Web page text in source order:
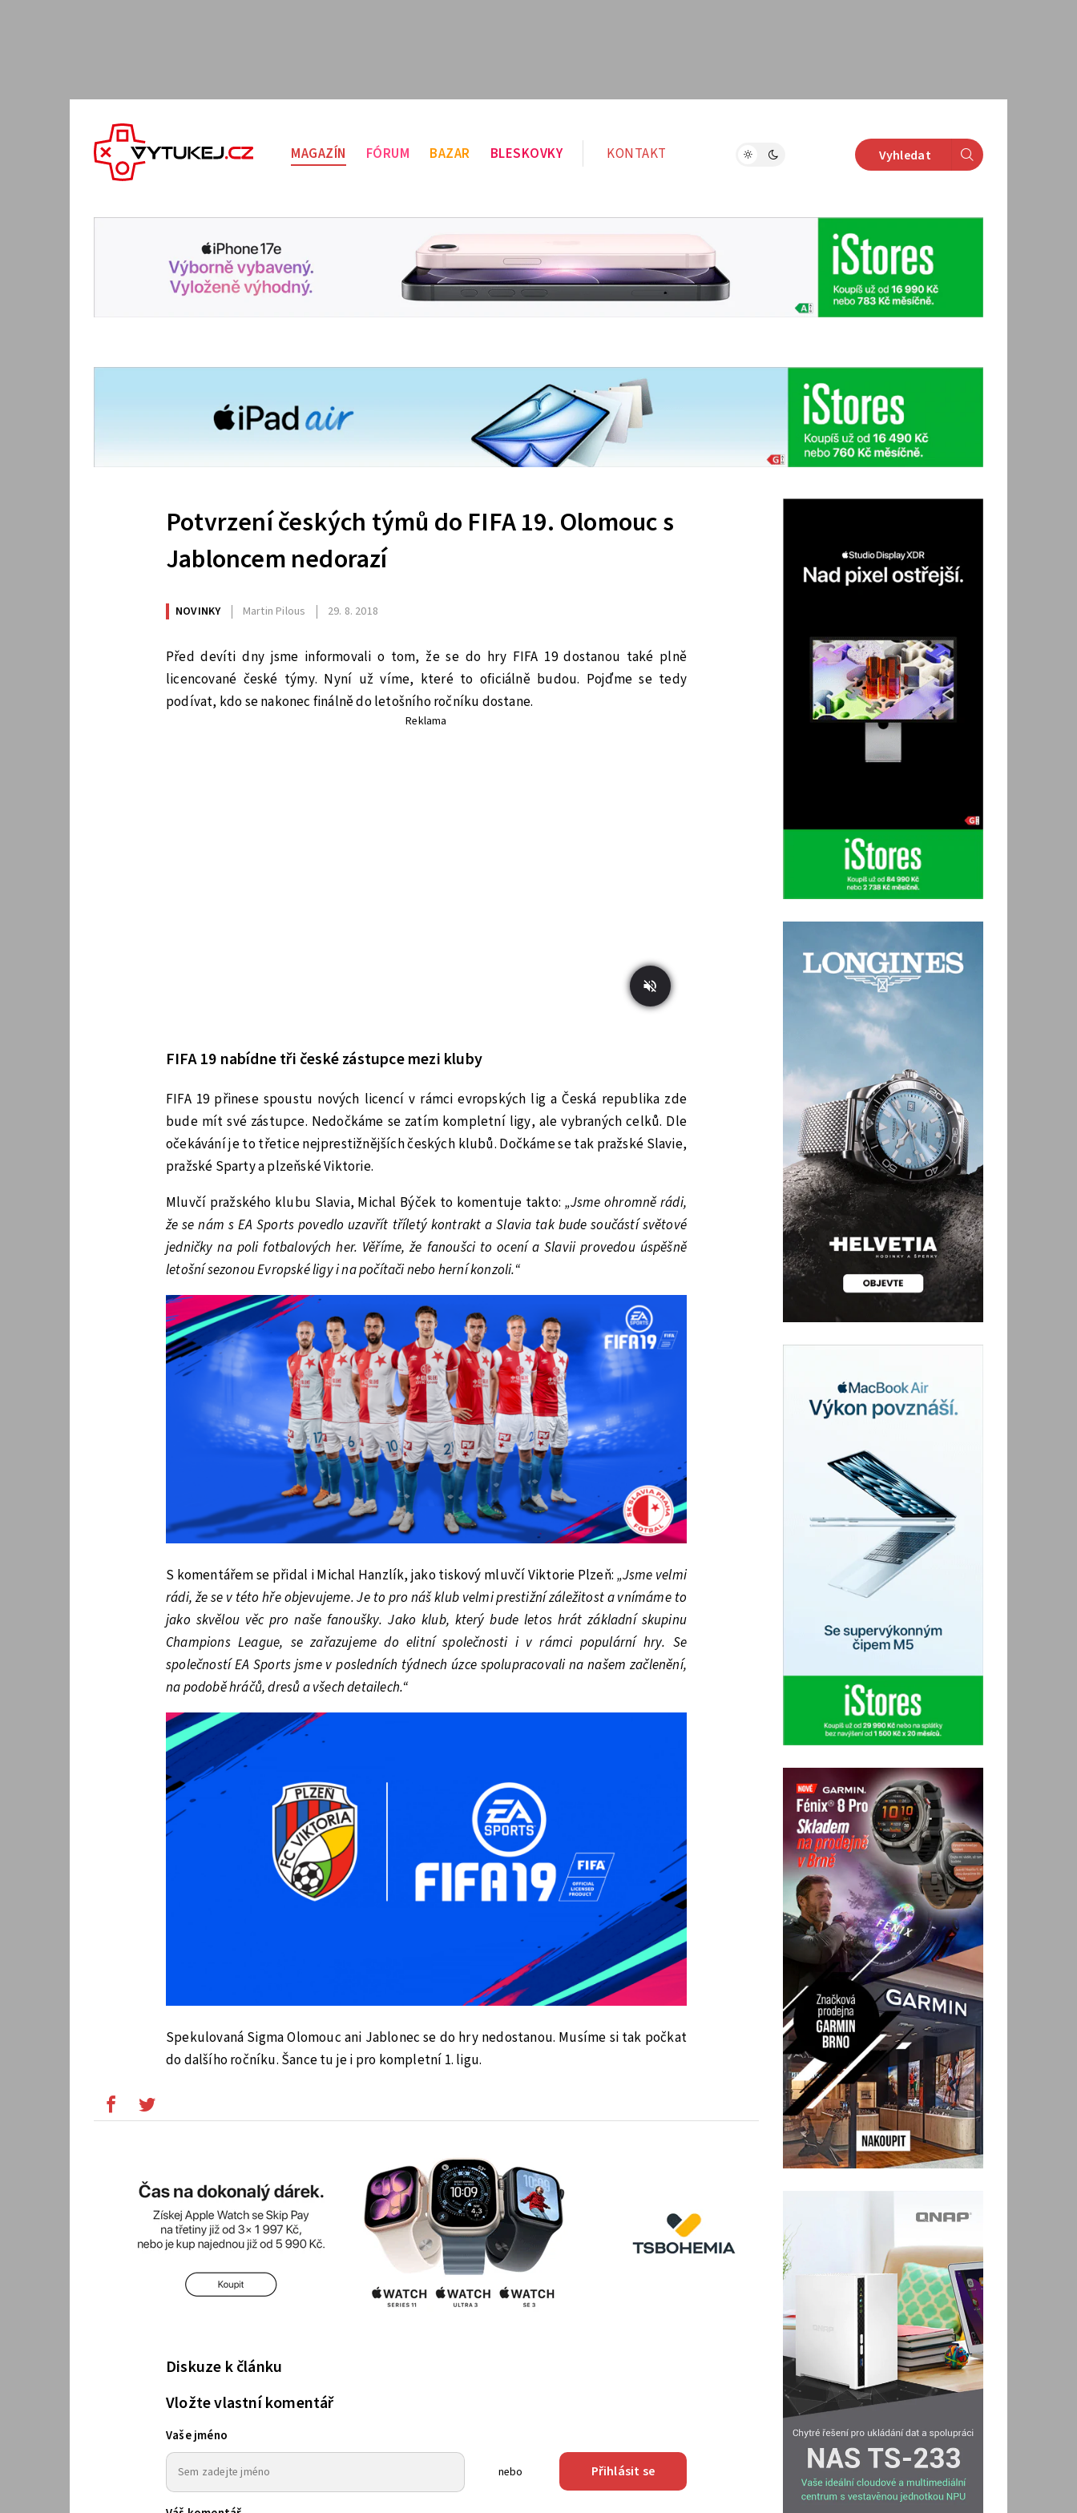
MAGAZÍN FÓRUM BAZAR BLESKOVKY KONTAKT Vyhledat
Potvrzení českých týmů do FIFA 19. Olomouc s
Jabloncem nedorazí
NOVINKY Martin Pilous 29. 8. 2018
Před devíti dny jsme informovali o tom, že se do hry FIFA 19 dostanou také plně
licencované české týmy. Nyní už víme, které to oficiálně budou. Pojďme se tedy
podívat, kdo se nakonec finálně do letošního ročníku dostane.
Reklama
FIFA 19 nabídne tři české zástupce mezi kluby
FIFA 19 přinese spoustu nových licencí v rámci evropských lig a Česká republika zde
bude mít své zástupce. Nedočkáme se zatím kompletní ligy, ale vybraných celků. Dle
očekávání je to třetice nejprestižnějších českých klubů. Dočkáme se tak pražské Slavie,
pražské Sparty a plzeňské Viktorie.
Mluvčí pražského klubu Slavia, Michal Býček to komentuje takto: „Jsme ohromně rádi,
že se nám s EA Sports povedlo uzavřít tříletý kontrakt a Slavia tak bude součástí světové
jedničky na poli fotbalových her. Věříme, že fanoušci to ocení a Slavii provedou úspěšně
letošní sezonou Evropské ligy i na počítači nebo herní konzoli.“
S komentářem se přidal i Michal Hanzlík, jako tiskový mluvčí Viktorie Plzeň: „Jsme velmi
rádi, že se v této hře objevujeme. Je to pro náš klub velmi prestižní záležitost a vnímáme to
jako skvělou věc pro naše fanoušky. Jako klub, který bude letos hrát základní skupinu
Champions League, se zařazujeme do elitní společnosti i v rámci populární hry. Se
společností EA Sports jsme v posledních týdnech úzce spolupracovali na našem začlenění,
na podobě hráčů, dresů a všech detailech.“
Spekulovaná Sigma Olomouc ani Jablonec se do hry nedostanou. Musíme si tak počkat
do dalšího ročníku. Šance tu je i pro kompletní 1. ligu.
Diskuze k článku
Vložte vlastní komentář
Vaše jméno
nebo Přihlásit se